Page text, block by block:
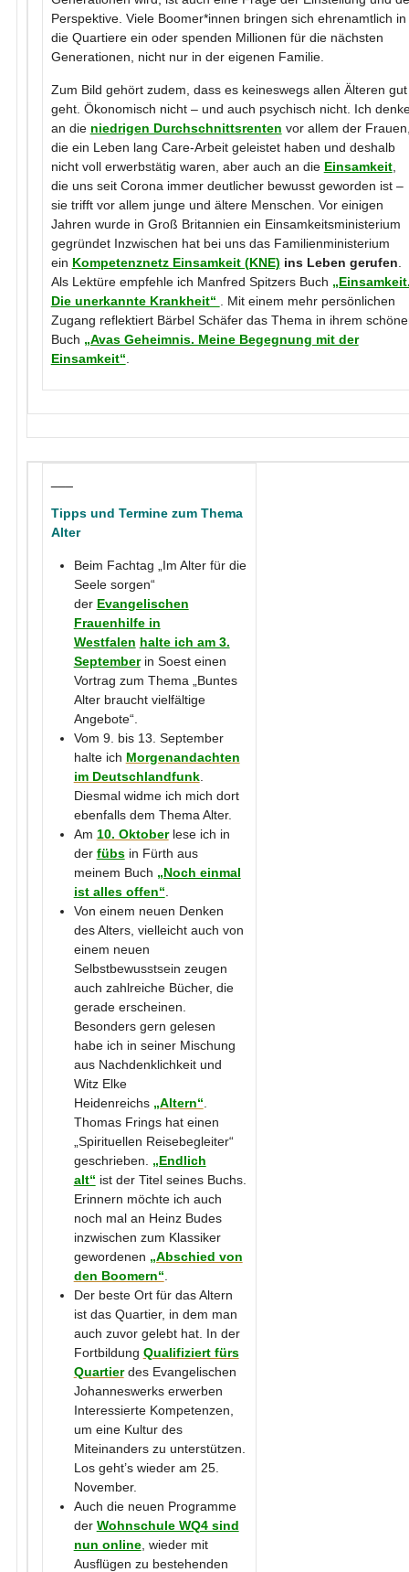
Perspektive. Viele Boomer*innen bringen sich ehrenamtlich in
die Quartiere ein oder spenden Millionen für die nächsten
Generationen, nicht nur in der eigenen Familie.
Zum Bild gehört zudem, dass es keineswegs allen Älteren gut
geht. Ökonomisch nicht – und auch psychisch nicht. Ich
an die niedrigen Durchschnittsrenten vor allem der
die ein Leben lang Care-Arbeit geleistet haben und deshalb
nicht voll erwerbstätig waren, aber auch an die Einsamkeit,
die uns seit Corona immer deutlicher bewusst geworden ist –
sie trifft vor allem junge und ältere Menschen. Vor einigen
Jahren wurde in Groß Britannien ein Einsamkeitsministerium
gegründet Inzwischen hat bei uns das Familienministerium
ein Kompetenznetz Einsamkeit (KNE) ins Leben gerufen
Als Lektüre empfehle ich Manfred Spitzers Buch
Die unerkannte Krankheit“
. Mit einem mehr persönlichen
Zugang reflektiert Bärbel Schäfer das Thema in ihrem
Buch „Avas Geheimnis. Meine Begegnung mit der
Einsamkeit“
Tipps und Termine zum Thema
Alter
Beim Fachtag „Im Alter für die
Seele sorgen“
der Evangelischen
Frauenhilfe in
Westfalen halte ich am 3.
Septemberin Soest einen
Vortrag zum Thema „Buntes
Alter braucht vielfältige
Angebote“.
Vom 9. bis 13. September
halte ich Morgenandachten
im Deutschlandfunk.
Diesmal widme ich mich dort
ebenfalls dem Thema Alter.
Am 10. Oktoberlese ich in
der fübs in Fürth aus
meinem Buch „Noch einmal
ist alles offen“
Von einem neuen Denken
des Alters, vielleicht auch von
einem neuen
Selbstbewusstsein zeugen
auch zahlreiche Bücher, die
gerade erscheinen.
Besonders gern gelesen
habe ich in seiner Mischung
aus Nachdenklichkeit und
Witz Elke
Heidenreichs „Altern“
Thomas Frings hat einen
„Spirituellen Reisebegleiter“
geschrieben. „Endlich
alt“ ist der Titel seines Buchs.
Erinnern möchte ich auch
noch mal an Heinz Budes
inzwischen zum Klassiker
gewordenen „Abschied von
den Boomern“
Der beste Ort für das Altern
ist das Quartier, in dem man
auch zuvor gelebt hat. In der
Fortbildung Qualifiziert fürs
Quartierdes Evangelischen
Johanneswerks erwerben
Interessierte Kompetenzen,
um eine Kultur des
Miteinanders zu unterstützen.
Los geht’s wieder am 25.
November.
Auch die neuen Programme
der Wohnschule WQ4 sind
nun online, wieder mit
Ausflügen zu bestehenden